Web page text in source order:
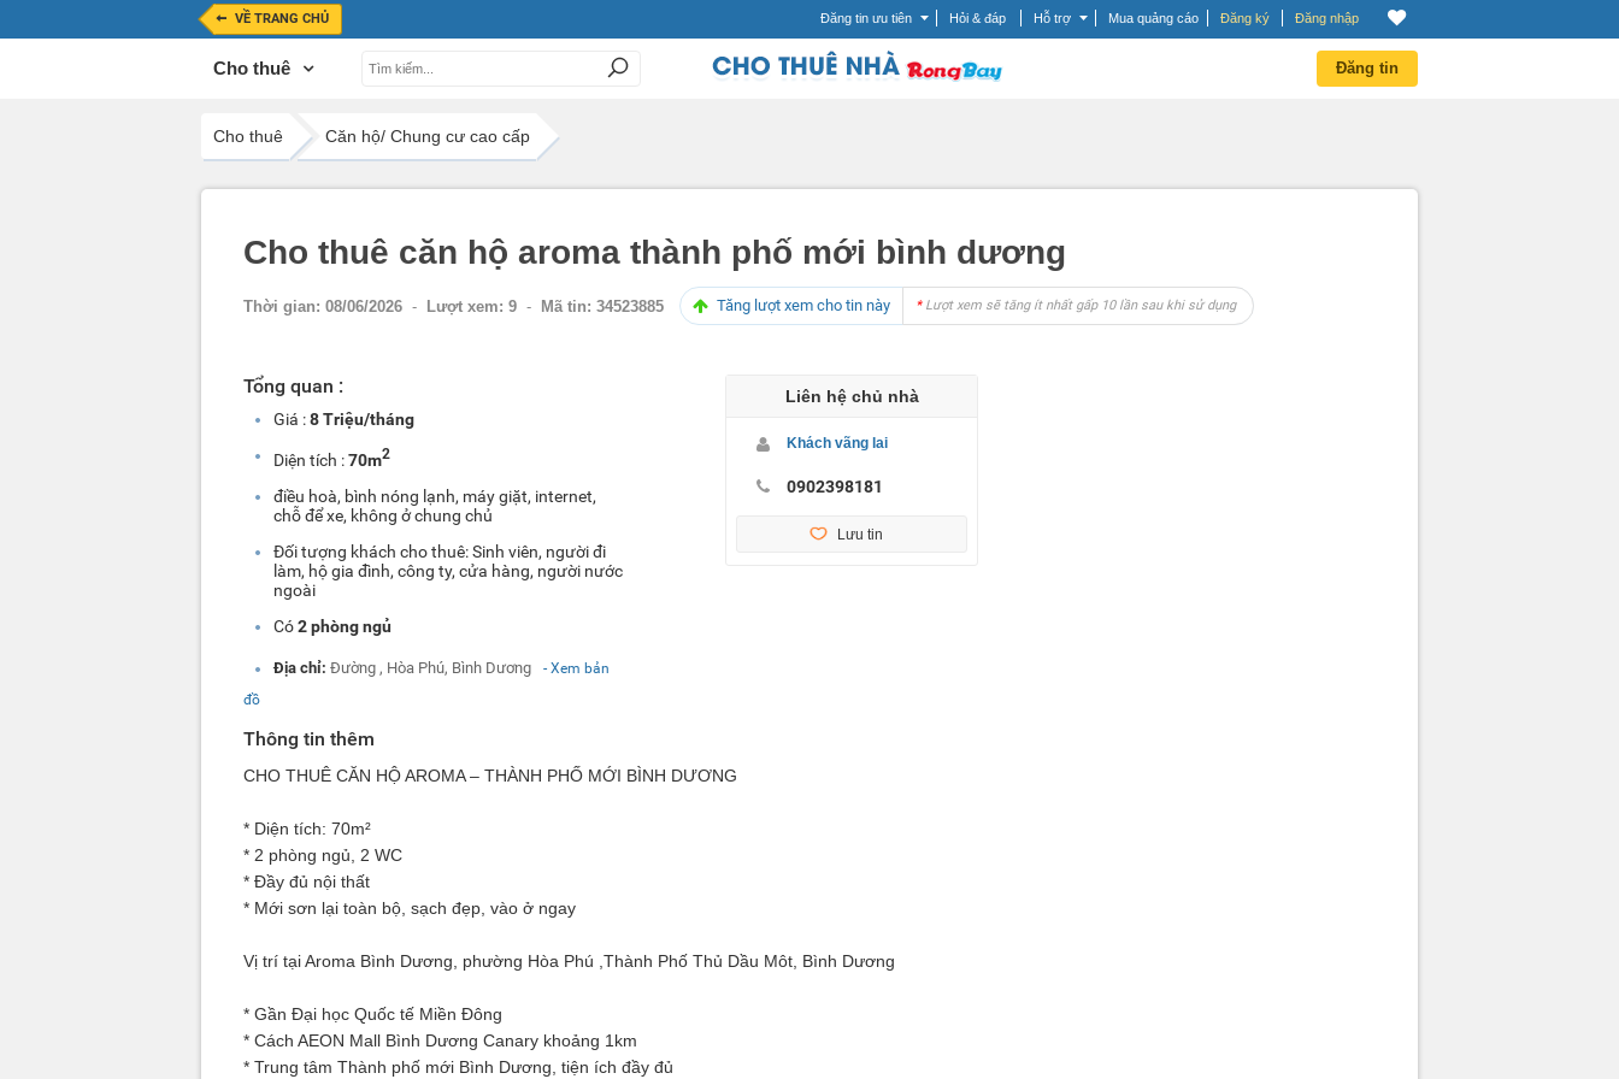
VỀ TRANG CHỦ Đăng tin ưu tiên Hỏi & đáp Hỗ trợ Mua quảng cáo Đăng ký Đăng nhập
Cho thuê Đăng tin
Cho thuê Căn hộ/ Chung cư cao cấp
Cho thuê căn hộ aroma thành phố mới bình dương
Thời gian: 08/06/2026 - Lượt xem: 9 - Mã tin: 34523885 Tăng lượt xem cho tin này *Lượt xem sẽ tăng ít nhất gấp 10 lần sau khi sử dụng
Tổng quan :
Giá :8 Triệu/tháng
Diện tích :70m2
điều hoà, bình nóng lạnh, máy giặt, internet,
chỗ để xe, không ở chung chủ
Đối tượng khách cho thuê: Sinh viên, người đi
làm, hộ gia đình, công ty, cửa hàng, người nước
ngoài
Có2 phòng ngủ
Địa chỉ: Đường , Hòa Phú, Bình Dương
- Xem bản
đồ
Liên hệ chủ nhà
Khách vãng lai
0902398181
Lưu tin
Thông tin thêm
CHO THUÊ CĂN HỘAROMA – THÀNH PHỐ MỚI BÌNH DƯƠNG
* Diện tích: 70m²
* 2 phòng ngủ, 2 WC
* Đầy đủ nội thất
* Mới sơn lại toàn bộ, sạch đẹp, vào ở ngay
Vị trí tại Aroma Bình Dương, phường Hòa Phú ,Thành Phố Thủ Dầu Môt, Bình Dương
* Gần Đại học Quốc tế Miền Đông
* Cách AEON Mall Bình Dương Canary khoảng 1km
* Trung tâm Thành phố mới Bình Dương, tiện ích đầy đủ